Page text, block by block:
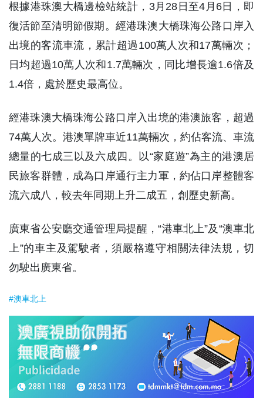
根據港珠澳大橋邊檢站統計，3月28日至4月6日，即
復活節至清明節假期。經港珠澳大橋珠海公路口岸入
出境的客流車流，累計超過100萬人次和17萬輛次；
日均超過10萬人次和1.7萬輛次，同比增長逾1.6倍及
1.4倍，處於歷史最高位。
經港珠澳大橋珠海公路口岸入出境的港澳旅客，超過
74萬人次。港澳單牌車近11萬輛次，約佔客流、車流
總量的七成三以及六成四。以“家庭遊”為主的港澳居
民旅客群體，成為口岸通行主力軍，約佔口岸整體客
流六成八，較去年同期上升二成五，創歷史新高。
廣東省公安廳交通管理局提醒，“港車北上”及“澳車北
上”的車主及駕駛者，須嚴格遵守相關法律法規，切
勿駛出廣東省。
#澳車北上